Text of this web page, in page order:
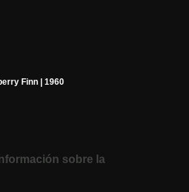
Finn | 1960
sobre la